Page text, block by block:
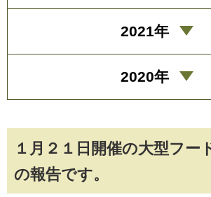
１月２１日開催の大型フー
の報告です。
2021年
2020年